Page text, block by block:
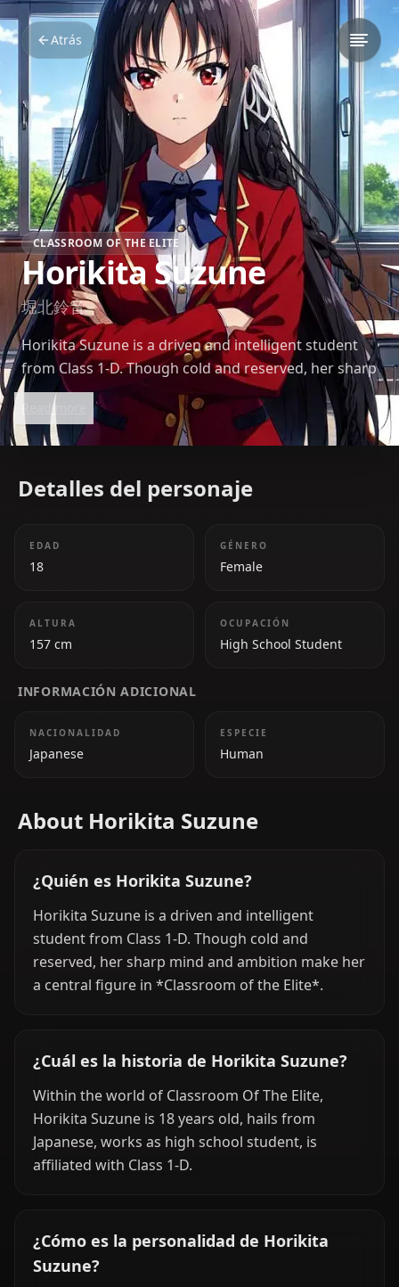
Atrás
CLASSROOM OF THE ELITE
Horikita Suzune
堀北鈴音
Horikita Suzune is a driven and intelligent student
from Class 1-D. Though cold and reserved, her sharp
mind and ambition make her a central figure in
*Classroom of the Elite*.
Read more
Detalles del personaje
EDAD
18
GÉNERO
Female
ALTURA
157 cm
OCUPACIÓN
High School Student
INFORMACIÓN ADICIONAL
NACIONALIDAD
Japanese
ESPECIE
Human
About Horikita Suzune
¿Quién es Horikita Suzune?
Horikita Suzune is a driven and intelligent
student from Class 1-D. Though cold and
reserved, her sharp mind and ambition make her
a central figure in *Classroom of the Elite*.
¿Cuál es la historia de Horikita Suzune?
Within the world of Classroom Of The Elite,
Horikita Suzune is 18 years old, hails from
Japanese, works as high school student, is
affiliated with Class 1-D.
¿Cómo es la personalidad de Horikita
Suzune?